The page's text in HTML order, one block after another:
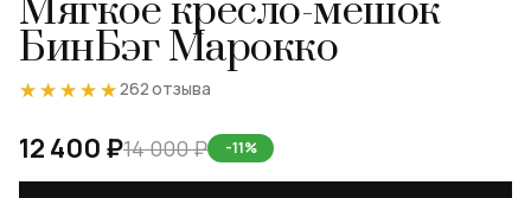
Мягкое кресло-мешок
БинБэг Марокко
★★★★★
★★★★★ 262 отзыва
12 400 ₽14 000 ₽ -11%